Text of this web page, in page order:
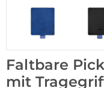
Faltbare
mit